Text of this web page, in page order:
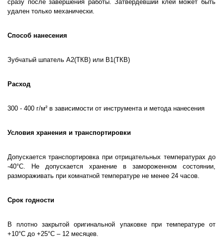
сразу после завершения работы. Затвердевший клей может быть
удален только механически.
Способ нанесения
Зубчатый шпатель А2(ТКВ) или В1(ТКВ)
Расход
300 - 400 г/м² в зависимости от инструмента и метода нанесения
Условия хранения и транспортировки
Допускается транспортировка при отрицательных температурах до
-40°С. Не допускается хранение в замороженном состоянии,
размораживать при комнатной температуре не менее 24 часов.
Срок годности
В плотно закрытой оригинальной упаковке при температуре от
+10°С до +25°С – 12 месяцев.